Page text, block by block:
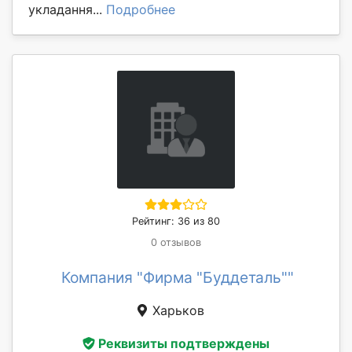
укладання... Подробнее
Рейтинг: 36 из 80
0 отзывов
Компания "Фирма "Буддеталь""
Харьков
Реквизиты подтверждены